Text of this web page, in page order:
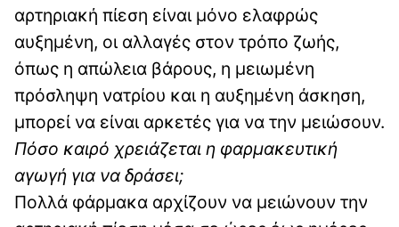
αρτηριακή πίεση είναι μόνο ελαφρώς
αυξημένη, οι αλλαγές στον τρόπο ζωής,
όπως η απώλεια βάρους, η μειωμένη
πρόσληψη νατρίου και η αυξημένη άσκηση,
μπορεί να είναι αρκετές για να την μειώσουν.
Πόσο καιρό χρειάζεται η φαρμακευτική
αγωγή για να δράσει;
Πολλά φάρμακα αρχίζουν να μειώνουν την